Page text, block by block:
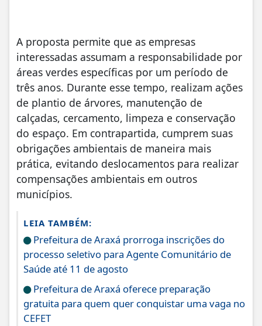
A proposta permite que as empresas
interessadas assumam a responsabilidade por
áreas verdes específicas por um período de
três anos. Durante esse tempo, realizam ações
de plantio de árvores, manutenção de
calçadas, cercamento, limpeza e conservação
do espaço. Em contrapartida, cumprem suas
obrigações ambientais de maneira mais
prática, evitando deslocamentos para realizar
compensações ambientais em outros
municípios.
LEIA TAMBÉM:
Prefeitura de Araxá prorroga inscrições do
processo seletivo para Agente Comunitário de
Saúde até 11 de agosto
Prefeitura de Araxá oferece preparação
gratuita para quem quer conquistar uma vaga no
CEFET